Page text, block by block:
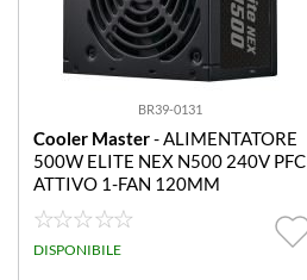
BR39-0131
Cooler Master- ALIMENTATORE
500W ELITE NEX N500 240V PFC
ATTIVO 1-FAN 120MM
DISPONIBILE